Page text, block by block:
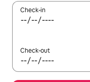
Check-in
Check-out